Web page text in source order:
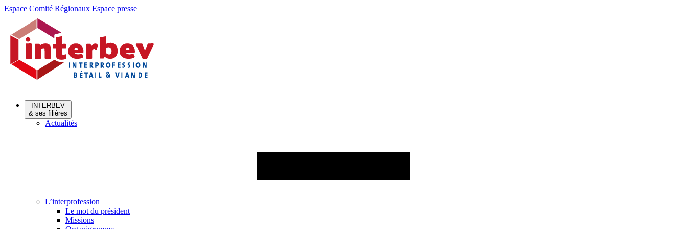
Aller
Aller
contenu
Espace Comité Régionaux Espace presse
INTERBEV
& ses filières
Actualités
L’interprofession
Le mot du président
Missions